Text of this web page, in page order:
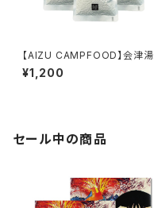
【AIZU CAMPFOOD】会津湯
川村産コシヒカリ無洗米1合×3
個セット
¥1,200
セール中の商品